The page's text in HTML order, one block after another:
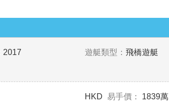
2017 遊艇類型： 飛橋遊艇
易手價：
HKD 1839萬